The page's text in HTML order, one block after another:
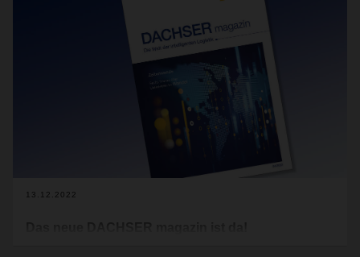
13.12.2022